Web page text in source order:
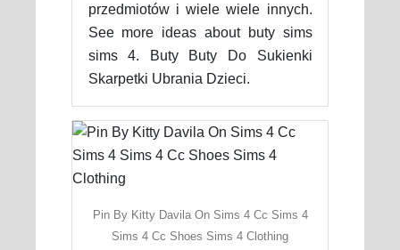
przedmiotów i wiele wiele innych.
See more ideas about buty sims
sims 4. Buty Buty Do Sukienki
Skarpetki Ubrania Dzieci.
Pin By Kitty Davila On Sims 4 Cc Sims 4
Sims 4 Cc Shoes Sims 4 Clothing